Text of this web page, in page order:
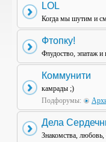
LOL
Когда мы шутим и
Фтопку!
Флудоство, эпатаж
Коммунити
камрады ;)
Подфорумы:
Дела
Знакомства,